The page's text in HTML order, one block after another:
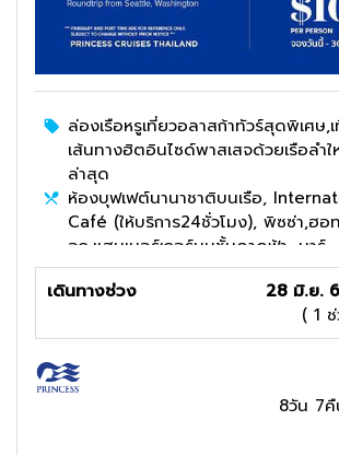
ล่องเรือหรูเที่ยวอลาสก้าทัวร์สุดพิเศษ,
เส้นทางฮิตอินไซด์พาสเสจด้วยเรือลำใ
ล่าสุด
ห้องบุฟเฟต์นานาชาติบนเรือ,
Café (ให้บริการ24ชั่วโมง), พิซซ่า,ฮอ
อก,แฮมเบอร์เกอร์บนชั้นดาดฟ้า, บาร์
ไอศกรีม, ปูอลาสก้า
เดินทางช่วง
28 มิ.ย.
( 1
8วัน 7